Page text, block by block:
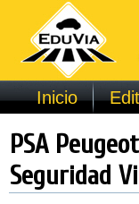
Inicio
PSA
Seguridad